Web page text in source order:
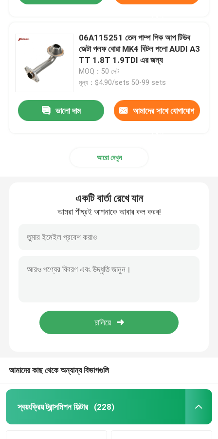
06A115251 তেল পাম্প পিক আপ টিউব
জেটা গলফ বোরা MK4 বিটল পলো AUDI A3
TT 1.8T 1.9TDI এর জন্য
MOQ：50 সেট
মূল্য：$4.90/sets 50-99 sets
ভালো দাম আমাদের সাথে যোগাযোগ
আরো দেখুন
একটি বার্তা রেখে যান
আমরা শীঘ্রই আপনাকে আবার কল করব!
আমাদের কাছ থেকে অন্যান্য বিভাগগুলি
স্বয়ংক্রিয় ট্রান্সমিশন ফিল্টার (228)